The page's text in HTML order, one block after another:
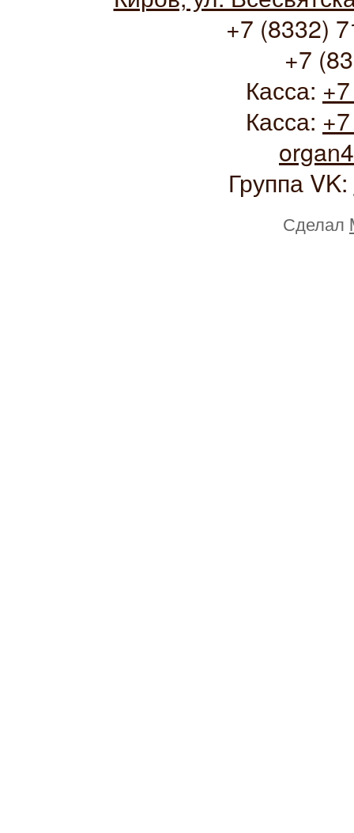
+7 (8332)
+7
Касса:
Касса:
Группа VK:
Сделал